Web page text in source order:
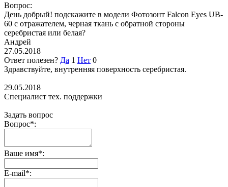
Вопрос:
День добрый! подскажите в модели Фотозонт Falcon Eyes UB-
60 с отражателем, черная ткань с обратной стороны
серебристая или белая?
Андрей
27.05.2018
Ответ полезен? Да 1 Нет 0
Здравствуйте, внутренняя поверхность серебристая.
29.05.2018
Специалист тех. поддержки
Задать вопрос
Вопрос*:
Ваше имя*:
E-mail*: